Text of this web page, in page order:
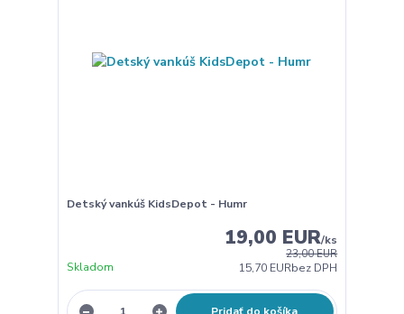
Detský vankúš KidsDepot - Humr
23,00 EUR
19,00 EUR/ks
15,70 EURbez DPH
Skladom
Pridať do košíka